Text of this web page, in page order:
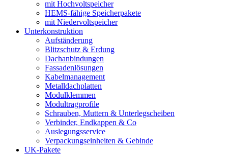
mit Hochvoltspeicher
HEMS-fähige Speicherpakete
mit Niedervoltspeicher
Unterkonstruktion
Aufständerung
Blitzschutz & Erdung
Dachanbindungen
Fassadenlösungen
Kabelmanagement
Metalldachplatten
Modulklemmen
Modultragprofile
Schrauben, Muttern & Unterlegscheiben
Verbinder, Endkappen & Co
Auslegungsservice
Verpackungseinheiten & Gebinde
UK-Pakete